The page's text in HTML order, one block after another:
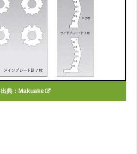
出典： Makuake